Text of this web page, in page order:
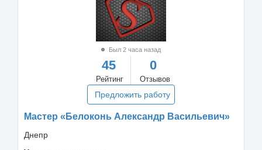
Был 2 часа назад
45
Рейтинг
0
Отзывов
Предложить работу
Мастер «Белоконь Александр Васильевич»
Днепр